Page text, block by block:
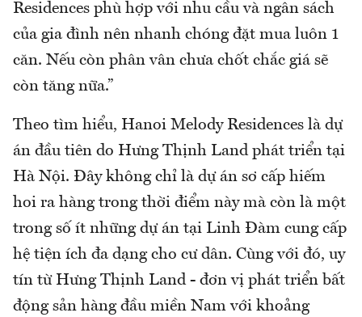
Residences phù hợp với nhu cầu và ngân sách
của gia đình nên nhanh chóng đặt mua luôn 1
căn. Nếu còn phân vân chưa chốt chắc giá sẽ
còn tăng nữa.”
Theo tìm hiểu, Hanoi Melody Residences là dự
án đầu tiên do Hưng Thịnh Land phát triển tại
Hà Nội. Đây không chỉ là dự án sơ cấp hiếm
hoi ra hàng trong thời điểm này mà còn là một
trong số ít những dự án tại Linh Đàm cung cấp
hệ tiện ích đa dạng cho cư dân. Cùng với đó, uy
tín từ Hưng Thịnh Land - đơn vị phát triển bất
động sản hàng đầu miền Nam với khoảng